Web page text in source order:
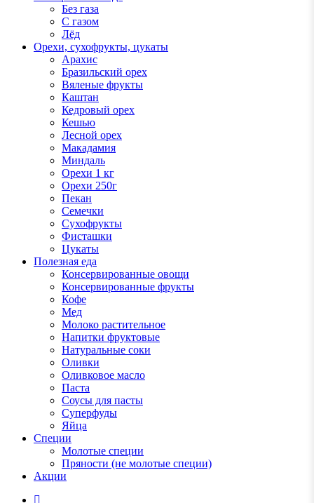
Без газа
С газом
Лёд
Орехи, сухофрукты, цукаты
Арахис
Бразильский орех
Вяленые фрукты
Каштан
Кедровый орех
Кешью
Лесной орех
Макадамия
Миндаль
Орехи 1 кг
Орехи 250г
Пекан
Семечки
Сухофрукты
Фисташки
Цукаты
Полезная еда
Консервированные овощи
Консервированные фрукты
Кофе
Мед
Молоко растительное
Напитки фруктовые
Натуральные соки
Оливки
Оливковое масло
Паста
Соусы для пасты
Суперфуды
Яйца
Специи
Молотые специи
Пряности (не молотые специи)
Акции